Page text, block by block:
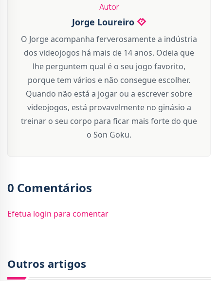
Autor
Jorge Loureiro
O Jorge acompanha ferverosamente a indústria
dos videojogos há mais de 14 anos. Odeia que
lhe perguntem qual é o seu jogo favorito,
porque tem vários e não consegue escolher.
Quando não está a jogar ou a escrever sobre
videojogos, está provavelmente no ginásio a
treinar o seu corpo para ficar mais forte do que
o Son Goku.
0 Comentários
Efetua login para comentar
Outros artigos